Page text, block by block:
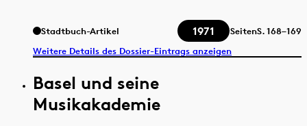
Stadtbuch-Artikel 1971 SeitenS.168–169
Weitere Details des Dossier-Eintrags anzeigen
Basel und seine
Musikakademie